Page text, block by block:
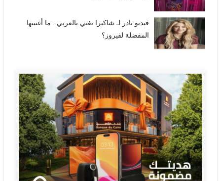
فيديو نادر لـ شاكيرا تغني بالعربي.. ما أغنيتها
المفضلة لفيروز؟